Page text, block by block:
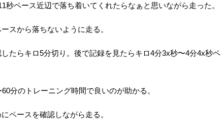
秒ペース近辺で落ち着いてくれたらなぁと思いながら走った。
スから落ちないように走る。
たらキロ5分切り。後で記録を見たらキロ4分3x秒〜4分4x秒ペ
分のトレーニング時間で良いのが助かる。
ペースを確認しながら走る。